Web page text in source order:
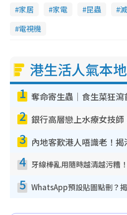
家居 家電 昆蟲
電視機
港生活人氣本
1
2
3
4
5